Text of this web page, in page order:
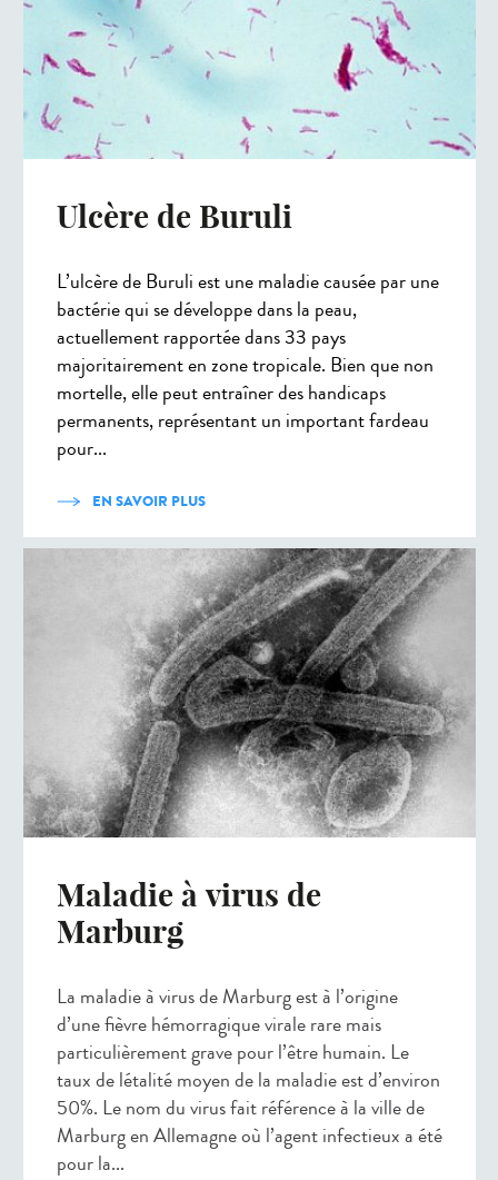
Ulcère de Buruli
L’ulcère de Buruli est une maladie causée par une
bactérie qui se développe dans la peau,
actuellement rapportée dans 33 pays
majoritairement en zone tropicale. Bien que non
mortelle, elle peut entraîner des handicaps
permanents, représentant un important fardeau
pour...
EN SAVOIR PLUS
Maladie à virus de
Marburg
La maladie à virus de Marburg est à l’origine
d’une fièvre hémorragique virale rare mais
particulièrement grave pour l’être humain. Le
taux de létalité moyen de la maladie est d’environ
50%. Le nom du virus fait référence à la ville de
Marburg en Allemagne où l’agent infectieux a été
pour la...